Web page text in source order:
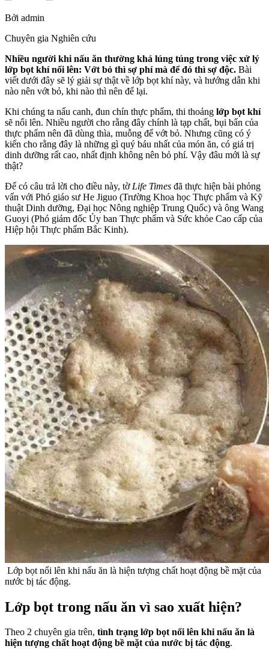
Bởi admin
Chuyên gia Nghiên cứu
Nhiều người khi nấu ăn thường khá lúng túng trong việc xử lý
lớp bọt khí nổi lên: Vớt bỏ thì sợ phí mà để đó thì sợ độc. Bài
viết dưới đây sẽ lý giải sự thật về lớp bọt khí này, và hướng dẫn khi
nào nên vớt bỏ, khi nào thì nên để lại.
Khi chúng ta nấu canh, đun chín thực phẩm, thi thoảng lớp bọt khí
sẽ nổi lên. Nhiều người cho rằng đây chính là tạp chất, bụi bẩn của
thực phẩm nên đã dùng thìa, muỗng để vớt bỏ. Nhưng cũng có ý
kiến cho rằng đây là những gì quý báu nhất của món ăn, có giá trị
dinh dưỡng rất cao, nhất định không nên bỏ phí. Vậy đâu mới là sự
thật?
Để có câu trả lời cho điều này, tờ Life Times đã thực hiện bài phỏng
vấn với Phó giáo sư He Jiguo (Trường Khoa học Thực phẩm và Kỹ
thuật Dinh dưỡng, Đại học Nông nghiệp Trung Quốc) và ông Wang
Guoyi (Phó giám đốc Ủy ban Thực phẩm và Sức khỏe Cao cấp của
Hiệp hội Thực phẩm Bắc Kinh).
Lớp bọt nổi lên khi nấu ăn là hiện tượng chất hoạt động bề mặt của
nước bị tác động.
Lớp bọt trong nấu ăn vì sao xuất hiện?
Theo 2 chuyên gia trên, tình trạng lớp bọt nổi lên khi nấu ăn là
hiện tượng chất hoạt động bề mặt của nước bị tác động.